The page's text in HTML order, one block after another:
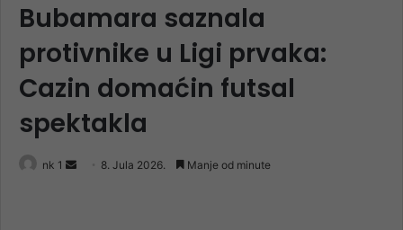
Bubamara saznala
protivnike u Ligi prvaka:
Cazin domaćin futsal
spektakla
nk 1
Send 8. Jula 2026. Manje od minute